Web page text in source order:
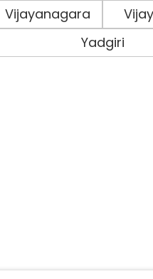
Vijayanagara
Yadgiri